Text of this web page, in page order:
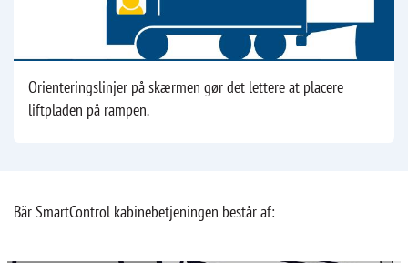
Orienteringslinjer på skærmen gør det lettere at placere
liftpladen på rampen.
Bär SmartControl kabinebetjeningen består af: